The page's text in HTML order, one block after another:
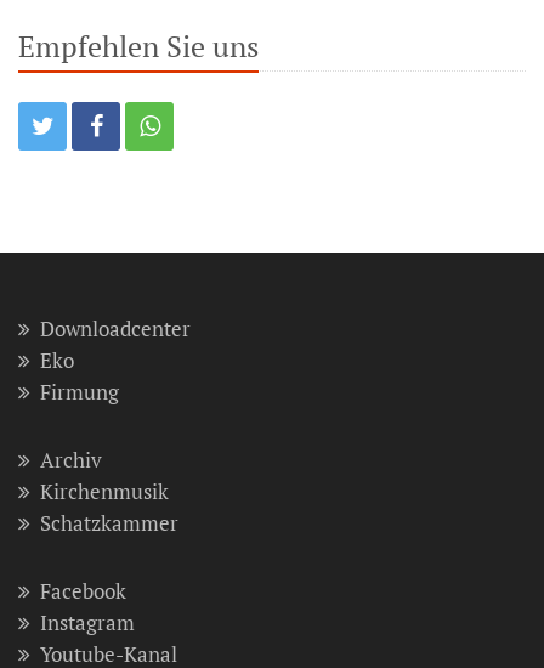
Empfehlen Sie uns
Downloadcenter
Eko
Firmung
Archiv
Kirchenmusik
Schatzkammer
Facebook
Instagram
Youtube-Kanal